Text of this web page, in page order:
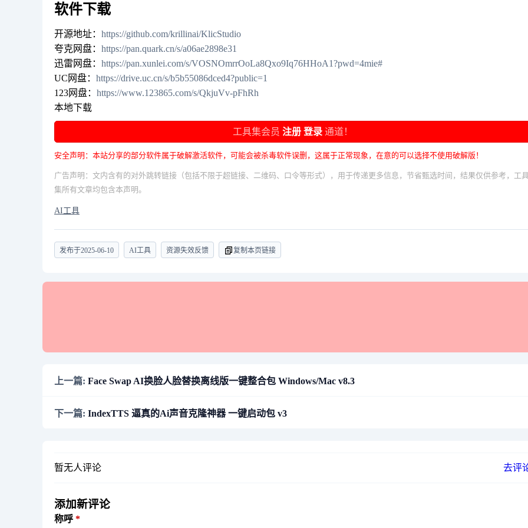
软件下载
开源地址： https://github.com/krillinai/KlicStudio
夸克网盘： https://pan.quark.cn/s/a06ae2898e31
迅雷网盘： https://pan.xunlei.com/s/VOSNOmrrOoLa8Qxo9Iq76HHoA1?pwd=4mie#
UC网盘： https://drive.uc.cn/s/b5b55086dced4?public=1
123网盘： https://www.123865.com/s/QkjuVv-pFhRh
本地下载
工具集会员 注册 登录 通道！
安全声明：本站分享的部分软件属于破解激活软件，可能会被杀毒软件误删，这属于正常现象，在意的可以选择不使用破解版！
广告声明：文内含有的对外跳转链接（包括不限于超链接、二维码、口令等形式），用于传递更多信息，节省甄选时间，结果仅供参考，工
集所有文章均包含本声明。
AI工具
发布于2025-06-10 AI工具 资源失效反馈 复制本页链接
上一篇: Face Swap AI换脸人脸替换离线版一键整合包 Windows/Mac v8.3
下一篇: IndexTTS 逼真的Ai声音克隆神器 一键启动包 v3
暂无人评论 去评
添加新评论
称呼